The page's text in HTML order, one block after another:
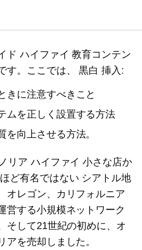
ド ハイファイ 教育コンテン
す。ここでは、黒白 挿入:
きに注意すべきこと
ムを正しく設置する方法
を向上させる方法。
リア ハイファイ 小さな店か
ど有名ではない シアトル地
オレゴン、カリフォルニア
営する小規模ネットワーク
そして21世紀の初めに、オ
アを売却しました。